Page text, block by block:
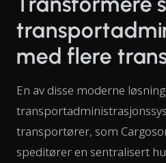
med flere
En av disse moderne
transportører, som
speditører en sentralisert